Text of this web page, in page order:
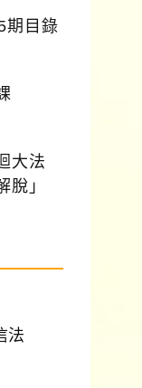
期目錄
大法
脫」
法